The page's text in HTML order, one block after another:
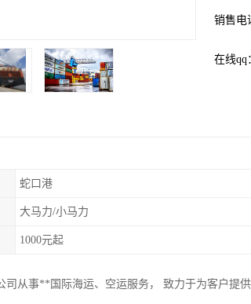
销售电
在线qq
蛇口港
大马力/小马力
1000元起
司从事**国际海运、空运服务， 致力于为客户提